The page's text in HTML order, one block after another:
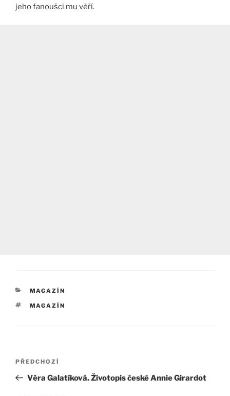
jeho fanoušci mu věří.
RUBRIKY
MAGAZÍN
ŠTÍTKY
MAGAZÍN
Navigace
příspěvek
Předchozí
příspěvek
PŘEDCHOZÍ
Věra Galatíková. Životopis české Annie Girardot